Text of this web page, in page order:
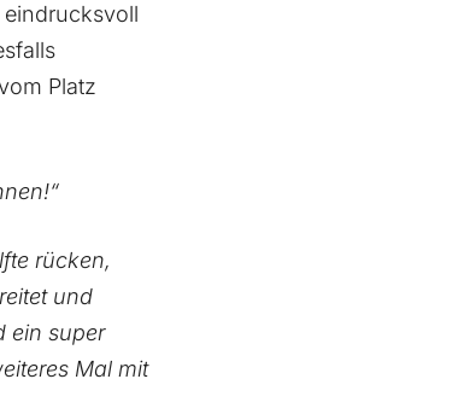
eindrucksvoll
Platz
rücken,
und
ein super
Mal mit